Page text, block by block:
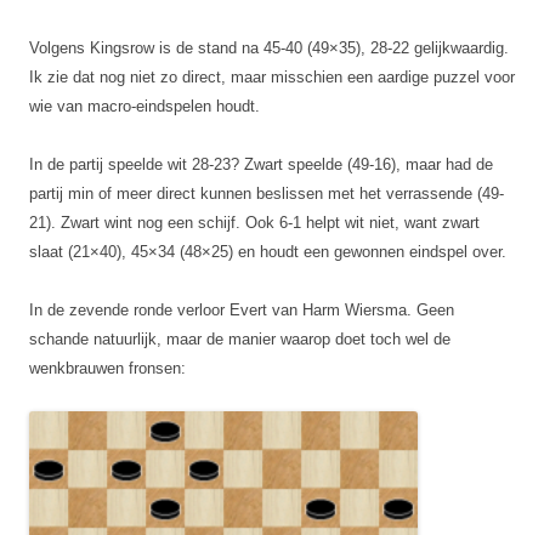
Volgens Kingsrow is de stand na 45-40 (49×35), 28-22 gelijkwaardig.
Ik zie dat nog niet zo direct, maar misschien een aardige puzzel voor
wie van macro-eindspelen houdt.
In de partij speelde wit 28-23? Zwart speelde (49-16), maar had de
partij min of meer direct kunnen beslissen met het verrassende (49-
21). Zwart wint nog een schijf. Ook 6-1 helpt wit niet, want zwart
slaat (21×40), 45×34 (48×25) en houdt een gewonnen eindspel over.
In de zevende ronde verloor Evert van Harm Wiersma. Geen
schande natuurlijk, maar de manier waarop doet toch wel de
wenkbrauwen fronsen: